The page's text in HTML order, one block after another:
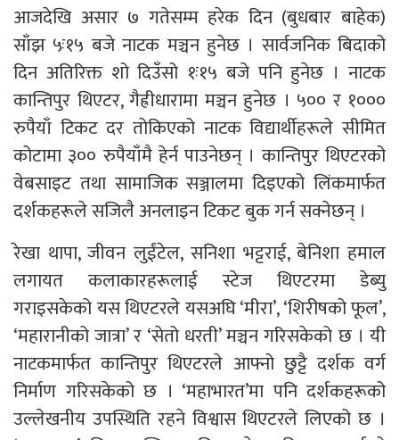
आजदेखि असार ७ गतेसम्म हरेक दिन (बुधबार बाहेक)
साँझ ५ः१५ बजे नाटक मञ्चन हुनेछ । सार्वजनिक बिदाको
दिन अतिरिक्त शो दिउँसो १ः१५ बजे पनि हुनेछ । नाटक
कान्तिपुर थिएटर, गैह्रीधारामा मञ्चन हुनेछ । ५०० र १०००
रुपैयाँ टिकट दर तोकिएको नाटक विद्यार्थीहरूले सीमित
कोटामा ३०० रुपैयाँमै हेर्न पाउनेछन् । कान्तिपुर थिएटरको
वेबसाइट तथा सामाजिक सञ्जालमा दिइएको लिंकमार्फत
दर्शकहरूले सजिलै अनलाइन टिकट बुक गर्न सक्नेछन् ।
रेखा थापा, जीवन लुईंटेल, सनिशा भट्टराई, बेनिशा हमाल
लगायत कलाकारहरूलाई स्टेज थिएटरमा डेब्यु
गराइसकेको यस थिएटरले यसअघि ‘मीरा’, ‘शिरीषको फूल’,
‘महारानीको जात्रा’ र ‘सेतो धरती’ मञ्चन गरिसकेको छ । यी
नाटकमार्फत कान्तिपुर थिएटरले आफ्नो छुट्टै दर्शक वर्ग
निर्माण गरिसकेको छ । ‘महाभारत’मा पनि दर्शकहरूको
उल्लेखनीय उपस्थिति रहने विश्वास थिएटरले लिएको छ ।